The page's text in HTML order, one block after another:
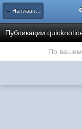
← На главную
Публикации
По